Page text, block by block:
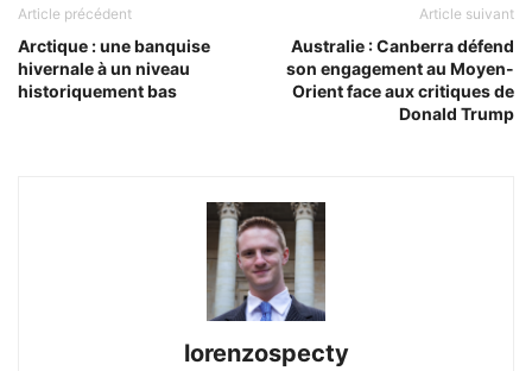
Article précédent
Arctique : une banquise
hivernale à un niveau
historiquement bas
Article suivant
Australie : Canberra défend
son engagement au Moyen-
Orient face aux critiques de
Donald Trump
lorenzospecty